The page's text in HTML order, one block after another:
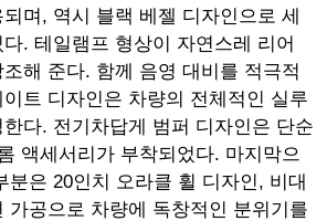
며, 역시 블랙 베젤 디자인으로 세
. 테일램프 형상이 자연스레 리어
해 준다. 함께 음영 대비를 적극적
트 디자인은 차량의 전체적인 실루
다. 전기차답게 범퍼 디자인은 단순
액세서리가 부착되었다. 마지막으
분은 20인치 오라클 휠 디자인, 비대
가공으로 차량에 독창적인 분위기를